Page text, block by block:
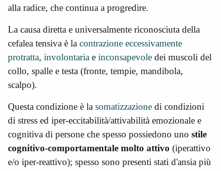
alla radice, che continua a progredire.
La causa diretta e universalmente riconosciuta della
cefalea tensiva è la contrazione eccessivamente
protratta, involontaria e inconsapevole dei muscoli del
collo, spalle e testa (fronte, tempie, mandibola,
scalpo).
Questa condizione è la somatizzazione di condizioni
di stress ed iper-eccitabilità/attivabilità emozionale e
cognitiva di persone che spesso possiedono uno stile
cognitivo-comportamentale molto attivo (iperattivo
e/o iper-reattivo); spesso sono presenti stati d'ansia più